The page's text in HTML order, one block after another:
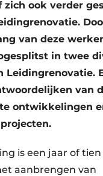
& Innovatie
ook verder
van deze
in twee
Leidingrenovatie.
van
ontwikkelingen
is een jaar of
aanbrengen van